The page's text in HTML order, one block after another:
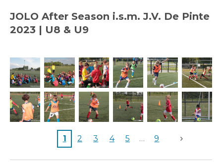
JOLO After Season i.s.m. J.V. De Pinte
2023 | U8 & U9
1 2 3 4 5 9